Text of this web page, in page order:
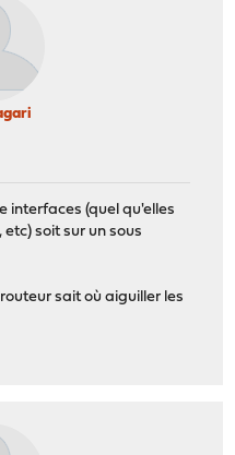
interfaces (quel qu'elles
soit sur un sous
sait où aiguiller les